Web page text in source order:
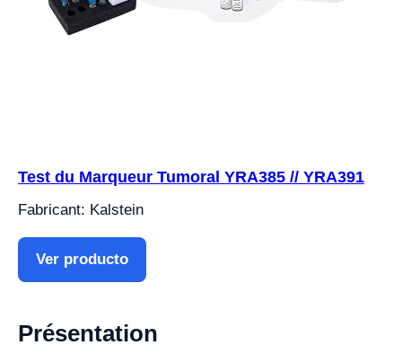
Test du Marqueur Tumoral YRA385 // YRA391
Fabricant: Kalstein
Ver producto
Présentation